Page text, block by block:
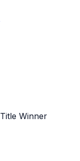
Title Winner